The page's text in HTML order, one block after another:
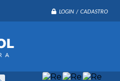
LOGIN / CADASTRO